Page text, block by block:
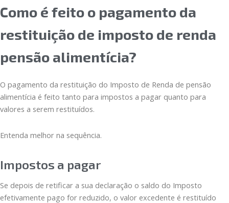
Como é feito o pagamento da
restituição de imposto de renda
pensão alimentícia?
O pagamento da restituição do Imposto de Renda de pensão
alimentícia é feito tanto para impostos a pagar quanto para
valores a serem restituídos.
Entenda melhor na sequência.
Impostos a pagar
Se depois de retificar a sua declaração o saldo do Imposto
efetivamente pago for reduzido, o valor excedente é restituído